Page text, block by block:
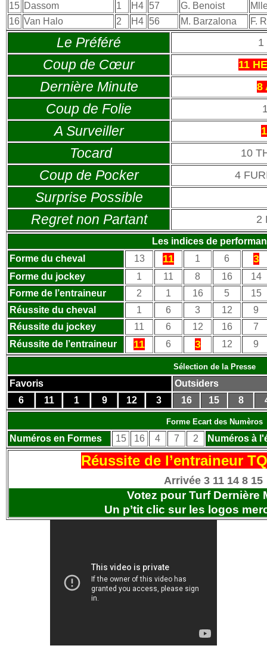
15 Dassom 1 H4 57 G. Benoist
16 Van Halo 2 H4 56 M. Barzalona F.
Le Préféré 1
Coup de Cœur 11
Dernière Minute 8
Coup de Folie
A Surveiller
Tocard 10
Coup de Pocker 4
Surprise Possible
Regret non Partant
2
Les indices de
Forme du cheval
13 11 1 6 3
Forme du jockey 1 11 8 16
14
Forme de l’entraineur
2 1 16 5
15
Réussite du cheval
1 6 3 12
9
Réussite du jockey
11 6 12 16
7
Réussite de l’entraineur
11 6 3 12 9
Sélection de la Presse
Favoris
Outsiders
6
11 1 9 12 3 16 15 8
Forme Ecart des Numèros
Numéros en Formes 15 16 4 7 2 Numéros à
Réussite de l’entraineur
Arrivée 3 11 14 8 15
Votez pour Turf Dernière
Un p’tit clic sur les logos